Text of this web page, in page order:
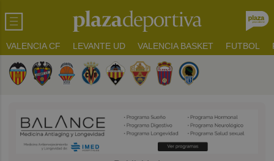
VALENCIA CF LEVANTE UD VALENCIA BASKET FUTBOL